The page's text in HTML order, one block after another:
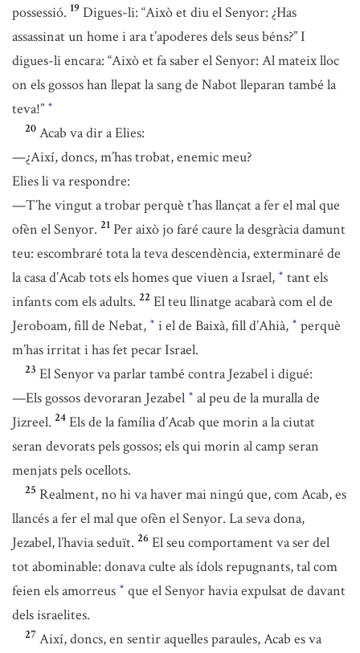
possessió. 19 Digues-li: “Això et diu el Senyor: ¿Has
assassinat un home i ara t’apoderes dels seus béns?” I
digues-li encara: “Això et fa saber el Senyor: Al mateix lloc
on els gossos han llepat la sang de Nabot lleparan també la
teva!” *
20 Acab va dir a Elies:
—¿Així, doncs, m’has trobat, enemic meu?
Elies li va respondre:
—T’he vingut a trobar perquè t’has llançat a fer el mal que
ofèn el Senyor. 21 Per això jo faré caure la desgràcia damunt
teu: escombraré tota la teva descendència, exterminaré de
la casa d’Acab tots els homes que viuen a Israel, * tant els
infants com els adults. 22 El teu llinatge acabarà com el de
Jeroboam, fill de Nebat, * i el de Baixà, fill d’Ahià, * perquè
m’has irritat i has fet pecar Israel.
23 El Senyor va parlar també contra Jezabel i digué:
—Els gossos devoraran Jezabel * al peu de la muralla de
Jizreel. 24 Els de la família d’Acab que morin a la ciutat
seran devorats pels gossos; els qui morin al camp seran
menjats pels ocellots.
25 Realment, no hi va haver mai ningú que, com Acab, es
llancés a fer el mal que ofèn el Senyor. La seva dona,
Jezabel, l’havia seduït. 26 El seu comportament va ser del
tot abominable: donava culte als ídols repugnants, tal com
feien els amorreus * que el Senyor havia expulsat de davant
dels israelites.
27 Així, doncs, en sentir aquelles paraules, Acab es va